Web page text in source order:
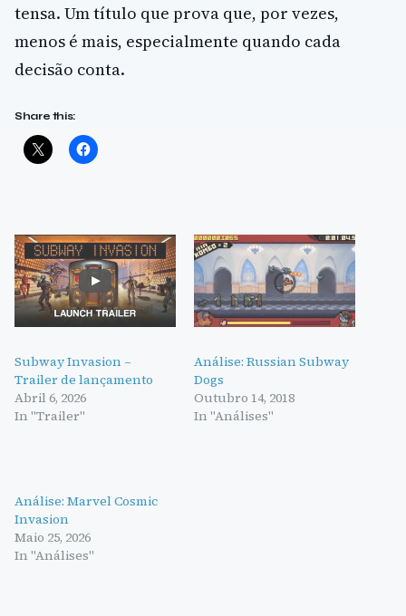
tensa. Um título que prova que, por vezes,
menos é mais, especialmente quando cada
decisão conta.
Share this:
Subway Invasion –
Trailer de lançamento
Abril 6, 2026
In "Trailer"
Análise: Russian Subway
Dogs
Outubro 14, 2018
In "Análises"
Análise: Marvel Cosmic
Invasion
Maio 25, 2026
In "Análises"